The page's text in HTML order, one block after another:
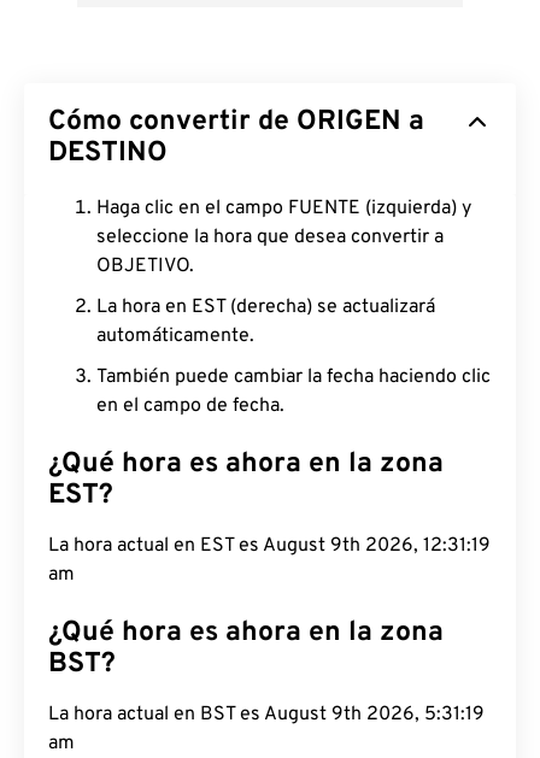
Cómo convertir de ORIGEN a
DESTINO
Haga clic en el campo FUENTE (izquierda) y
seleccione la hora que desea convertir a
OBJETIVO.
La hora en EST (derecha) se actualizará
automáticamente.
También puede cambiar la fecha haciendo clic
en el campo de fecha.
¿Qué hora es ahora en la zona
EST?
La hora actual en EST es August 9th 2026,
12:31:20 am
¿Qué hora es ahora en la zona
BST?
La hora actual en BST es August 9th 2026, 5:31:20
am